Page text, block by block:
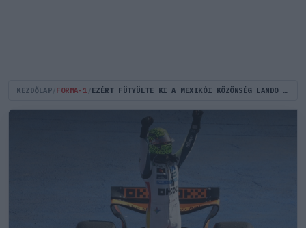
KEZDŐLAP FORMA-1 EZÉRT FÜTYÜLTE KI A MEXIKÓI KÖZÖNSÉG LANDO NORRIST?